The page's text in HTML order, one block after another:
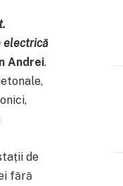
electrică
Andrei.
de
fără